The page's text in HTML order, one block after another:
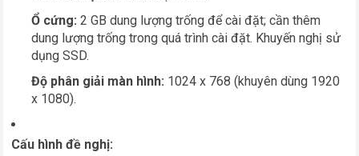
Ổ cứng: 2 GB dung lượng trống để cài đặt; cần thêm
dung lượng trống trong quá trình cài đặt. Khuyến nghị sử
dụng SSD.
Độ phân giải màn hình: 1024 x 768 (khuyên dùng 1920
x 1080).
Cấu hình đề nghị: